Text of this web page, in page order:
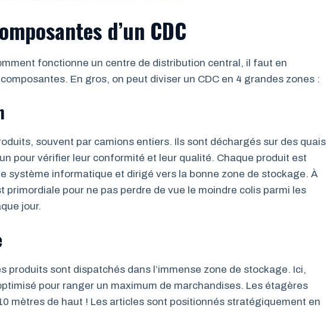
d’un CDC
fonctionne un centre de distribution central, il faut en
En gros, on peut diviser un CDC en 4 grandes zones :
souvent par camions entiers. Ils sont déchargés sur des quais
pour vérifier leur conformité et leur qualité. Chaque produit est
système informatique et dirigé vers la bonne zone de stockage. À
primordiale pour ne pas perdre de vue le moindre colis parmi les
jour.
produits sont dispatchés dans l’immense zone de stockage. Ici,
pour ranger un maximum de marchandises. Les étagères
mètres de haut ! Les articles sont positionnés stratégiquement en